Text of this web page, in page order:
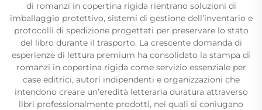
di romanzi in copertina rigida rientrano soluzioni di
imballaggio protettivo, sistemi di gestione dell’inventario e
protocolli di spedizione progettati per preservare lo stato
del libro durante il trasporto. La crescente domanda di
esperienze di lettura premium ha consolidato la stampa di
romanzi in copertina rigida come servizio essenziale per
case editrici, autori indipendenti e organizzazioni che
intendono creare un’eredità letteraria duratura attraverso
libri professionalmente prodotti, nei quali si coniugano